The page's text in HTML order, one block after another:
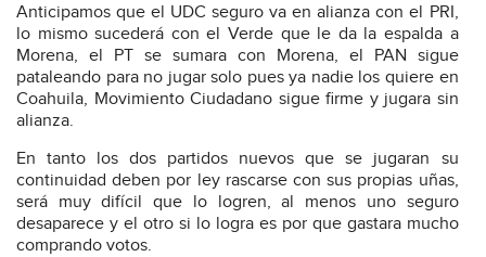
Anticipamos que el UDC seguro va en alianza con el PRI,
lo mismo sucederá con el Verde que le da la espalda a
Morena, el PT se sumara con Morena, el PAN sigue
pataleando para no jugar solo pues ya nadie los quiere en
Coahuila, Movimiento Ciudadano sigue firme y jugara sin
alianza.
En tanto los dos partidos nuevos que se jugaran su
continuidad deben por ley rascarse con sus propias uñas,
será muy difícil que lo logren, al menos uno seguro
desaparece y el otro si lo logra es por que gastara mucho
comprando votos.